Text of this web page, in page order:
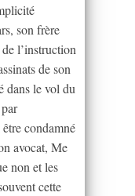
son frère
l’instruction
de son
dans le vol du
condamné
avocat, Me
non et les
cette